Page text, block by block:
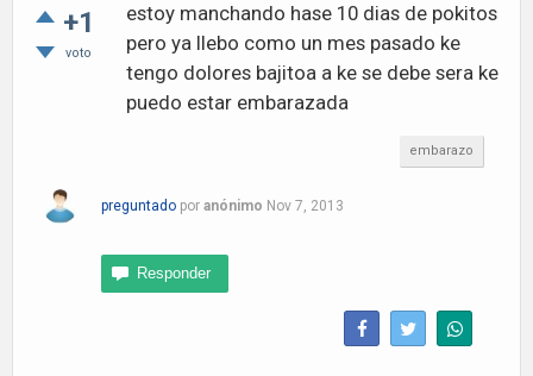
+1
voto
estoy manchando hase 10 dias de pokitos
pero ya llebo como un mes pasado ke
tengo dolores bajitoa a ke se debe sera ke
puedo estar embarazada
embarazo
preguntado por anónimo Nov 7, 2013